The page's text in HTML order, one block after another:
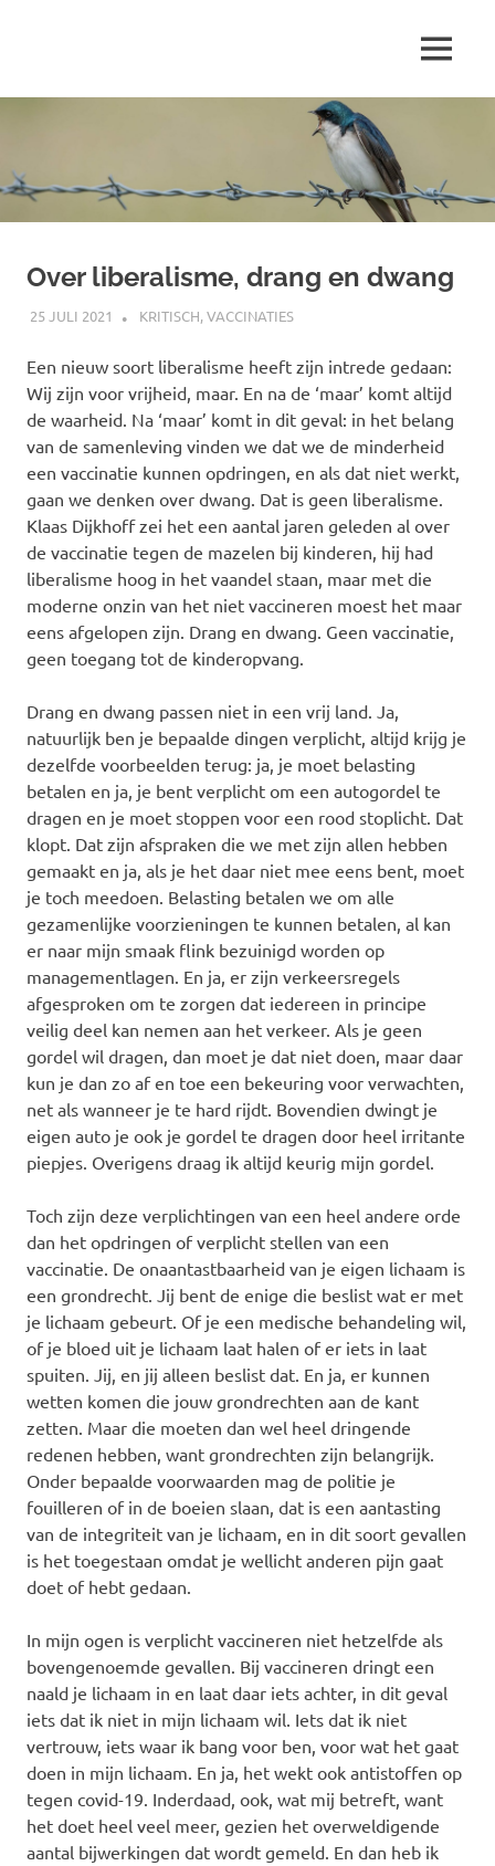
inhoud
over
…
MENU
Over liberalisme, drang en dwang
25 JULI 2021 MARJOLEIN
KRITISCH,VACCINATIES
Een nieuw soort liberalisme heeft zijn intrede gedaan:
Wij zijn voor vrijheid, maar. En na de ‘maar’ komt altijd
de waarheid. Na ‘maar’ komt in dit geval: in het belang
van de samenleving vinden we dat we de minderheid
een vaccinatie kunnen opdringen, en als dat niet werkt,
gaan we denken over dwang. Dat is geen liberalisme.
Klaas Dijkhoff zei het een aantal jaren geleden al over
de vaccinatie tegen de mazelen bij kinderen, hij had
liberalisme hoog in het vaandel staan, maar met die
moderne onzin van het niet vaccineren moest het maar
eens afgelopen zijn. Drang en dwang. Geen vaccinatie,
geen toegang tot de kinderopvang.
Drang en dwang passen niet in een vrij land. Ja,
natuurlijk ben je bepaalde dingen verplicht, altijd krijg je
dezelfde voorbeelden terug: ja, je moet belasting
betalen en ja, je bent verplicht om een autogordel te
dragen en je moet stoppen voor een rood stoplicht. Dat
klopt. Dat zijn afspraken die we met zijn allen hebben
gemaakt en ja, als je het daar niet mee eens bent, moet
je toch meedoen. Belasting betalen we om alle
gezamenlijke voorzieningen te kunnen betalen, al kan
er naar mijn smaak flink bezuinigd worden op
managementlagen. En ja, er zijn verkeersregels
afgesproken om te zorgen dat iedereen in principe
veilig deel kan nemen aan het verkeer. Als je geen
gordel wil dragen, dan moet je dat niet doen, maar daar
kun je dan zo af en toe een bekeuring voor verwachten,
net als wanneer je te hard rijdt. Bovendien dwingt je
eigen auto je ook je gordel te dragen door heel irritante
piepjes. Overigens draag ik altijd keurig mijn gordel.
Toch zijn deze verplichtingen van een heel andere orde
dan het opdringen of verplicht stellen van een
vaccinatie. De onaantastbaarheid van je eigen lichaam is
een grondrecht. Jij bent de enige die beslist wat er met
je lichaam gebeurt. Of je een medische behandeling wil,
of je bloed uit je lichaam laat halen of er iets in laat
spuiten. Jij, en jij alleen beslist dat. En ja, er kunnen
wetten komen die jouw grondrechten aan de kant
zetten. Maar die moeten dan wel heel dringende
redenen hebben, want grondrechten zijn belangrijk.
Onder bepaalde voorwaarden mag de politie je
fouilleren of in de boeien slaan, dat is een aantasting
van de integriteit van je lichaam, en in dit soort gevallen
is het toegestaan omdat je wellicht anderen pijn gaat
doet of hebt gedaan.
In mijn ogen is verplicht vaccineren niet hetzelfde als
bovengenoemde gevallen. Bij vaccineren dringt een
naald je lichaam in en laat daar iets achter, in dit geval
iets dat ik niet in mijn lichaam wil. Iets dat ik niet
vertrouw, iets waar ik bang voor ben, voor wat het gaat
doen in mijn lichaam. En ja, het wekt ook antistoffen op
tegen covid-19. Inderdaad, ook, wat mij betreft, want
het doet heel veel meer, gezien het overweldigende
aantal bijwerkingen dat wordt gemeld. En dan heb ik